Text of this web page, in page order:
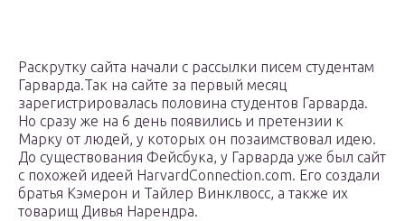
Раскрутку сайта начали с рассылки писем студентам
Гарварда.Так на сайте за первый месяц
зарегистрировалась половина студентов Гарварда.
Но сразу же на 6 день появились и претензии к
Марку от людей, у которых он позаимствовал идею.
До существования Фейсбука, у Гарварда уже был сайт
с похожей идеей HarvardConnection.com. Его создали
братья Кэмерон и Тайлер Винклвосс, а также их
товарищ Дивья Нарендра.